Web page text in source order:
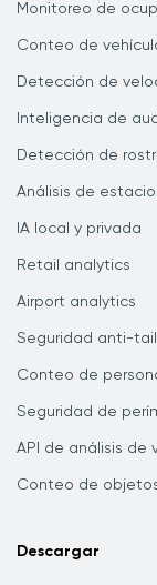
Monitoreo de
Conteo de
Detección de
Inteligencia de
Detección de
Análisis de
IA local y privada
Retail analytics
Airport analytics
Seguridad anti-
Conteo de
Seguridad de
API de análisis de
Conteo de
Descargar